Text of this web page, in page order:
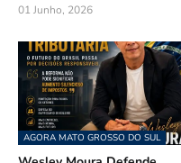
01 Junho, 2026
AGORA MATO GROSSO DO SUL